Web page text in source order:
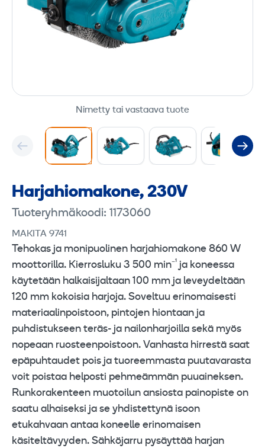
Nimetty tai vastaava tuote
Harja­hioma­kone, 230V
Tuoteryhmäkoodi: 1173060
MAKITA 9741
Tehokas ja monipuolinen harjahiomakone 860 W
moottorilla. Kierrosluku 3 500 min⁻¹ ja koneessa
käytetään halkaisijaltaan 100 mm ja leveydeltään
120 mm kokoisia harjoja. Soveltuu erinomaisesti
materiaalinpoistoon, pintojen hiontaan ja
puhdistukseen teräs- ja nailonharjoilla sekä myös
nopeaan ruosteenpoistoon. Vanhasta hirrestä saat
epäpuhtaudet pois ja tuoreemmasta puutavarasta
voit poistaa helposti pehmeämmän puuaineksen.
Runkorakenteen muotoilun ansiosta painopiste on
saatu alhaiseksi ja se yhdistettynä isoon
etukahvaan antaa koneelle erinomaisen
käsiteltävyyden. Sähköjarru pysäyttää harjan